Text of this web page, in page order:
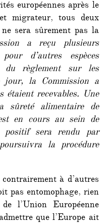
européennes après le
migrateur, tous deux
sera sûrement pas la
a reçu plusieurs
d’autres espèces
règlement sur les
la Commission a
étaient recevables. Une
sûreté alimentaire de
en cours au sein de
positif sera rendu par
la procédure
à d’autres
pas entomophage, rien
l’Union Européenne
que l’Europe ait